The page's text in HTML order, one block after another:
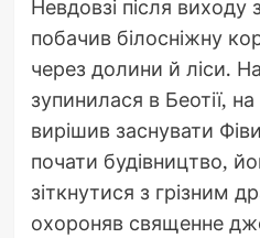
Невдовзі після
побачив білосніжну
через долини й ліси.
зупинилася в Беотії,
вирішив заснувати
почати будівництво,
зіткнутися з грізним
охороняв священне